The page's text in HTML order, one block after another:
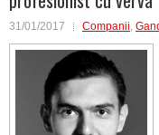
31/01/2017 Companii,